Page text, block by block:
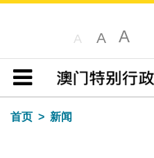
A A A
目录
首页
新闻